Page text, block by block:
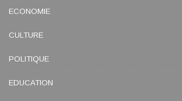
ECONOMIE
CULTURE
POLITIQUE
EDUCATION